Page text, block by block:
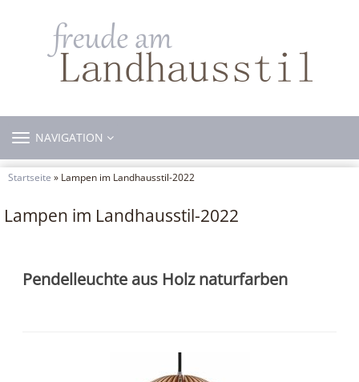
TOGGLE
NAVIGATION
Startseite » Lampen im Landhausstil-2022
Lampen im Landhausstil-2022
Pendelleuchte aus Holz naturfarben